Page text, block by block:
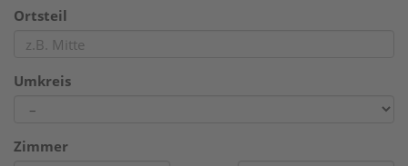
Ortsteil
Umkreis
Zimmer